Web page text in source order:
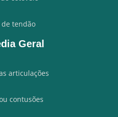
tendão
Geral
articulações
contusões